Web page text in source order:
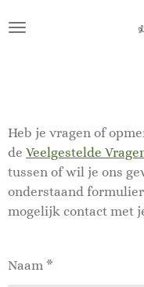
direct
Heb je vragen of
de Veelgestelde
tussen of wil je ons
onderstaand
mogelijk contact met
Naam *